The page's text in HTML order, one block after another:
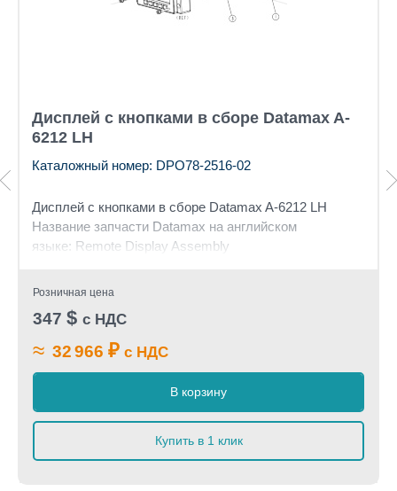
Дисплей с кнопками в сборе Datamax A-
6212 LH
Каталожный номер: DPO78-2516-02
Дисплей с кнопками в сборе Datamax A-6212 LH
Название запчасти Datamax на английском
языке: Remote Display Assembly
Розничная цена
347 $ с НДС
≈ 32 966 ₽ с НДС
В корзину
Купить в 1 клик